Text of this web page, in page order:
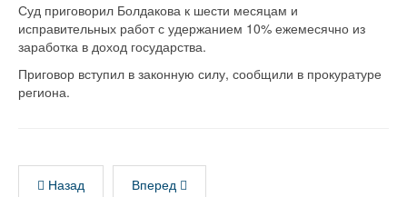
Суд приговорил Болдакова к шести месяцам и
исправительных работ с удержанием 10% ежемесячно из
заработка в доход государства.
Приговор вступил в законную силу, сообщили в прокуратуре
региона.
Назад Вперед